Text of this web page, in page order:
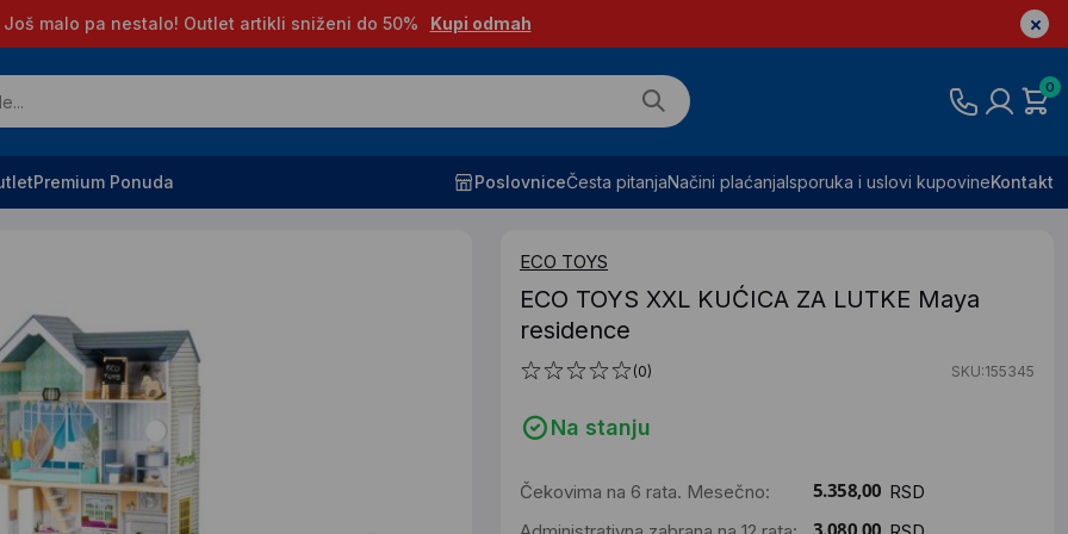
Još malo pa nestalo! Outlet artikli sniženi do 50% Kupi odmah
0
Premium Ponuda PoslovniceČesta pitanjaNačini plaćanjaIsporuka i uslovi kupovineKontakt
ECO TOYS
ECO TOYS XXL KUĆICA ZA LUTKE Maya
residence
(0) SKU:155345
Na stanju
Čekovima na 6 rata. Mesečno:
RSD